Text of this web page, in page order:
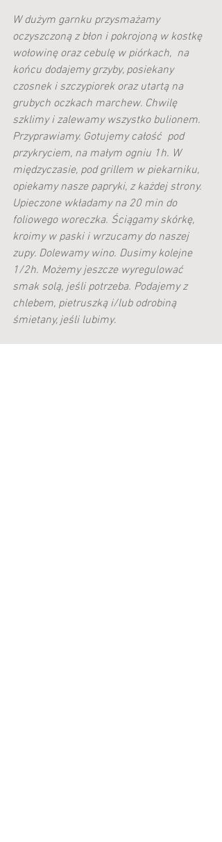
W dużym garnku przysmażamy
oczyszczoną z błon i pokrojoną w kostkę
wołowinę oraz cebulę w piórkach,  na
końcu dodajemy grzyby, posiekany
czosnek i szczypiorek oraz utartą na
grubych oczkach marchew. Chwilę
szklimy i zalewamy wszystko bulionem.
Przyprawiamy. Gotujemy całość  pod
przykryciem, na małym ogniu 1h. W
międzyczasie, pod grillem w piekarniku,
opiekamy nasze papryki, z każdej strony.
Upieczone wkładamy na 20 min do
foliowego woreczka. Ściągamy skórkę,
kroimy w paski i wrzucamy do naszej
zupy. Dolewamy wino. Dusimy kolejne
1/2h. Możemy jeszcze wyregulować
smak solą, jeśli potrzeba. Podajemy z
chlebem, pietruszką i/lub odrobiną
śmietany, jeśli lubimy.